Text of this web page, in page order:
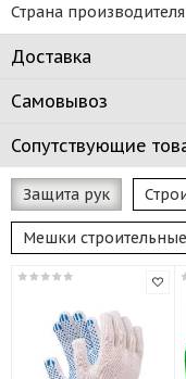
Страна производителя
Доставка
Самовывоз
Сопутствующие
Защита рук
Мешки строительные